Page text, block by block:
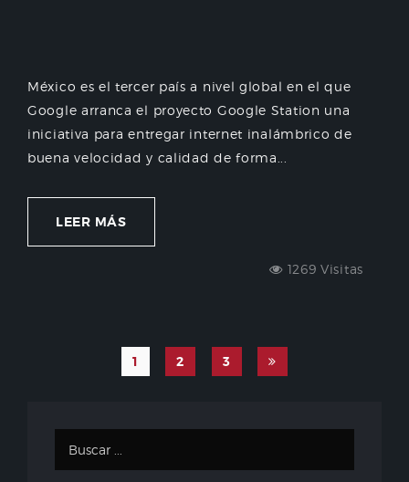
México es el tercer país a nivel global en el que
Google arranca el proyecto Google Station una
iniciativa para entregar internet inalámbrico de
buena velocidad y calidad de forma...
LEER MÁS
1269 Visitas
1 2 3